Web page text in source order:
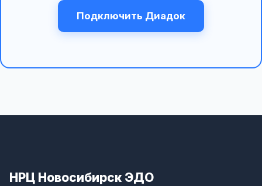
Подключить Диадок
НРЦ Новосибирск ЭДО